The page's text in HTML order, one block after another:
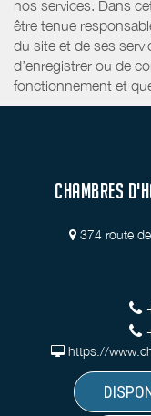
nos services. Dans
être tenue
du site et de ses
d’enregistrer ou de
fonctionnement et
CHAMBRES
374 route
https://